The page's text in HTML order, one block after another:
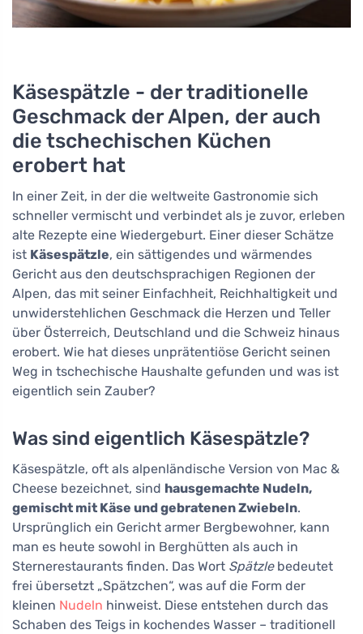
Käsespätzle - der traditionelle
Geschmack der Alpen, der auch
die tschechischen Küchen
erobert hat
In einer Zeit, in der die weltweite Gastronomie sich
schneller vermischt und verbindet als je zuvor, erleben
alte Rezepte eine Wiedergeburt. Einer dieser Schätze
ist Käsespätzle, ein sättigendes und wärmendes
Gericht aus den deutschsprachigen Regionen der
Alpen, das mit seiner Einfachheit, Reichhaltigkeit und
unwiderstehlichen Geschmack die Herzen und Teller
über Österreich, Deutschland und die Schweiz hinaus
erobert. Wie hat dieses unprätentiöse Gericht seinen
Weg in tschechische Haushalte gefunden und was ist
eigentlich sein Zauber?
Was sind eigentlich Käsespätzle?
Käsespätzle, oft als alpenländische Version von Mac &
Cheese bezeichnet, sind hausgemachte Nudeln,
gemischt mit Käse und gebratenen Zwiebeln.
Ursprünglich ein Gericht armer Bergbewohner, kann
man es heute sowohl in Berghütten als auch in
Sternerestaurants finden. Das Wort Spätzlebedeutet
frei übersetzt „Spätzchen“, was auf die Form der
kleinen Nudeln hinweist. Diese entstehen durch das
Schaben des Teigs in kochendes Wasser – traditionell